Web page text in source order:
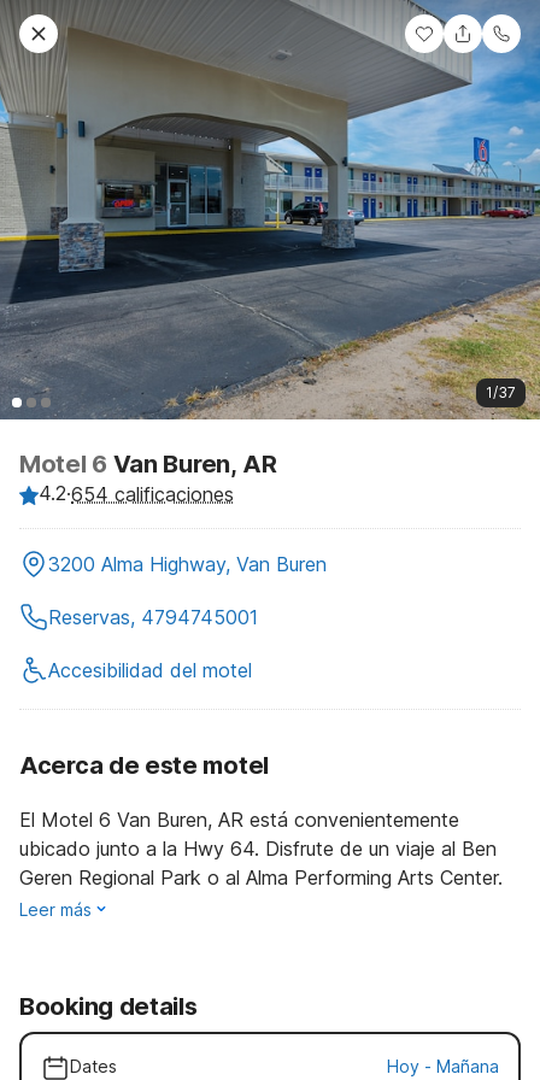
1/37
Motel 6 Van Buren, AR
4.2·654 calificaciones
3200 Alma Highway, Van Buren
Reservas, 4794745001
Accesibilidad del motel
Acerca de este motel
El Motel 6 Van Buren, AR está convenientemente
ubicado junto a la Hwy 64. Disfrute de un viaje al Ben
Geren Regional Park o al Alma Performing Arts Center.
Leer más
Booking details
Dates Hoy - Mañana